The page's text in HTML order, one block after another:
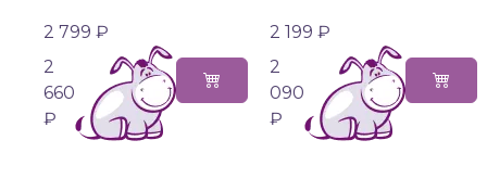
2 799 ₽
2
660
₽
2 199 ₽
2
090
₽